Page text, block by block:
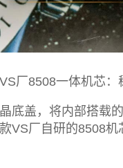
厂8508一体机芯：
底盖，将内部搭载
VS厂自研的8508机